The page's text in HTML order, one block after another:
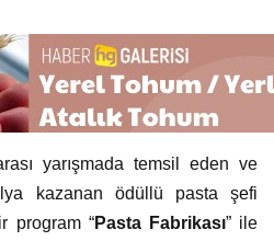
yarışmada temsil eden ve
kazanan ödüllü pasta şefi
program “Pasta Fabrikası” ile